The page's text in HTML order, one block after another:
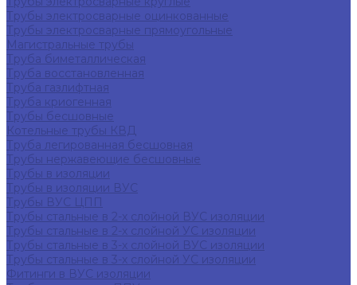
Трубы электросварные оцинкованные
Трубы электросварные прямоугольные
Магистральные трубы
Труба биметаллическая
Труба восстановленная
Труба газлифтная
Труба криогенная
Трубы бесшовные
Котельные трубы КВД
Труба легированная бесшовная
Трубы нержавеющие бесшовные
Трубы в изоляции
Трубы в изоляции ВУС
Трубы ВУС ЦПП
Трубы стальные в 2-х слойной ВУС изоляции
Трубы стальные в 2-х слойной УС изоляции
Трубы стальные в 3-х слойной ВУС изоляции
Трубы стальные в 3-х слойной УС изоляции
Фитинги в ВУС изоляции